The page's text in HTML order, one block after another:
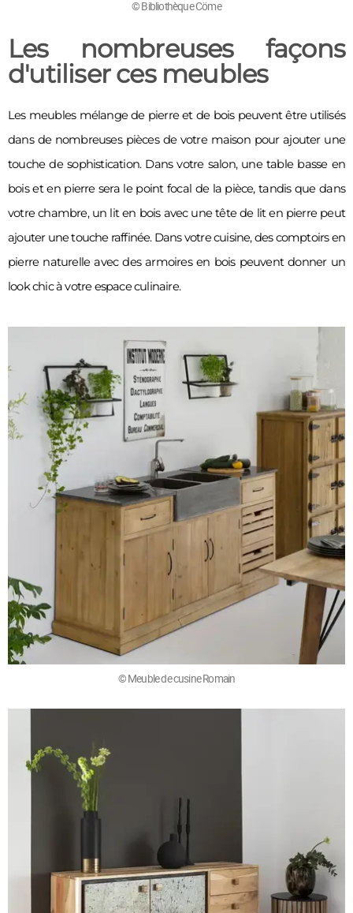
© Bibliothèque Cöme
Les nombreuses façons
d'utiliser ces meubles
Les meubles mélange de pierre et de bois peuvent être utilisés
dans de nombreuses pièces de votre maison pour ajouter une
touche de sophistication. Dans votre salon, une table basse en
bois et en pierre sera le point focal de la pièce, tandis que dans
votre chambre, un lit en bois avec une tête de lit en pierre peut
ajouter une touche raffinée. Dans votre cuisine, des comptoirs en
pierre naturelle avec des armoires en bois peuvent donner un
look chic à votre espace culinaire.
© Meuble de cusine Romain